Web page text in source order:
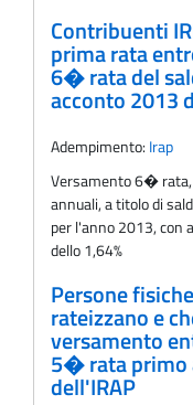
Contribuenti
prima rata
6� rata del
acconto 2013
Adempimento: Irap
Versamento 6� rata,
annuali, a titolo di
per l'anno 2013, con
dello 1,64%
Persone
rateizzano e
versamento
5� rata primo
dell'IRAP